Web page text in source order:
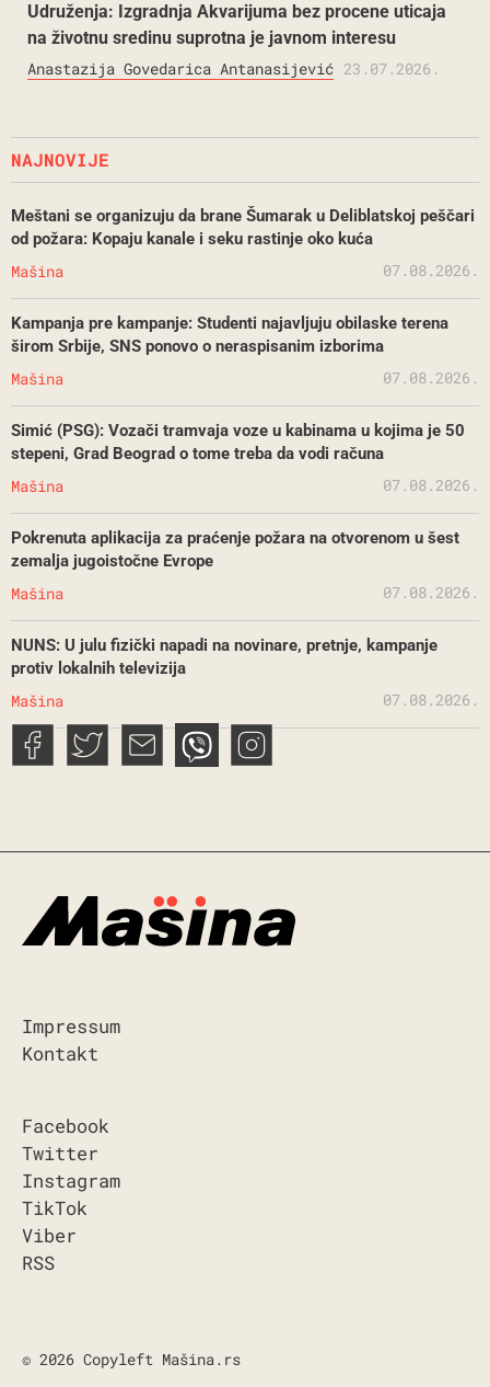
Udruženja: Izgradnja Akvarijuma bez procene uticaja
na životnu sredinu suprotna je javnom interesu
Anastazija Govedarica Antanasijević 23.07.2026.
NAJNOVIJE
Meštani se organizuju da brane Šumarak u Deliblatskoj peščari
od požara: Kopaju kanale i seku rastinje oko kuća
Mašina 07.08.2026.
Kampanja pre kampanje: Studenti najavljuju obilaske terena
širom Srbije, SNS ponovo o neraspisanim izborima
Mašina 07.08.2026.
Simić (PSG): Vozači tramvaja voze u kabinama u kojima je 50
stepeni, Grad Beograd o tome treba da vodi računa
Mašina 07.08.2026.
Pokrenuta aplikacija za praćenje požara na otvorenom u šest
zemalja jugoistočne Evrope
Mašina 07.08.2026.
NUNS: U julu fizički napadi na novinare, pretnje, kampanje
protiv lokalnih televizija
Mašina 07.08.2026.
Impressum
Kontakt
Facebook
Twitter
Instagram
TikTok
Viber
RSS
© 2026 Copyleft Mašina.rs